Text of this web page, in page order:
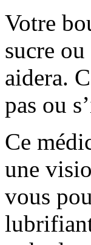
Votre
sucre
aidera.
pas ou
Ce
une
vous